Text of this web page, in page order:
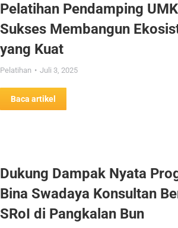
Pelatihan Pendamping
Sukses Membangun
yang Kuat
Pelatihan Juli 3, 2025
Baca artikel
Dukung Dampak Nyata
Bina Swadaya Konsultan
SRoI di Pangkalan Bun